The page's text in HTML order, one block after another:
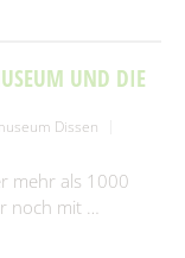
UND DIE
Dissen
mehr als 1000
noch mit …